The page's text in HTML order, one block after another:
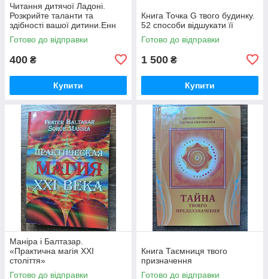
Читання дитячої Ладоні.
Розкрийте таланти та
здібності вашої дитини.Енн
Хасет.
Готово до відправки
400 ₴
Купити
Книга Точка G твого будинку.
52 способи відшукати її
Готово до відправки
1 500 ₴
Купити
Маніра і Балтазар.
«Практична магія XXI
століття»
Готово до відправки
Книга Таємниця твого
призначення
Готово до відправки